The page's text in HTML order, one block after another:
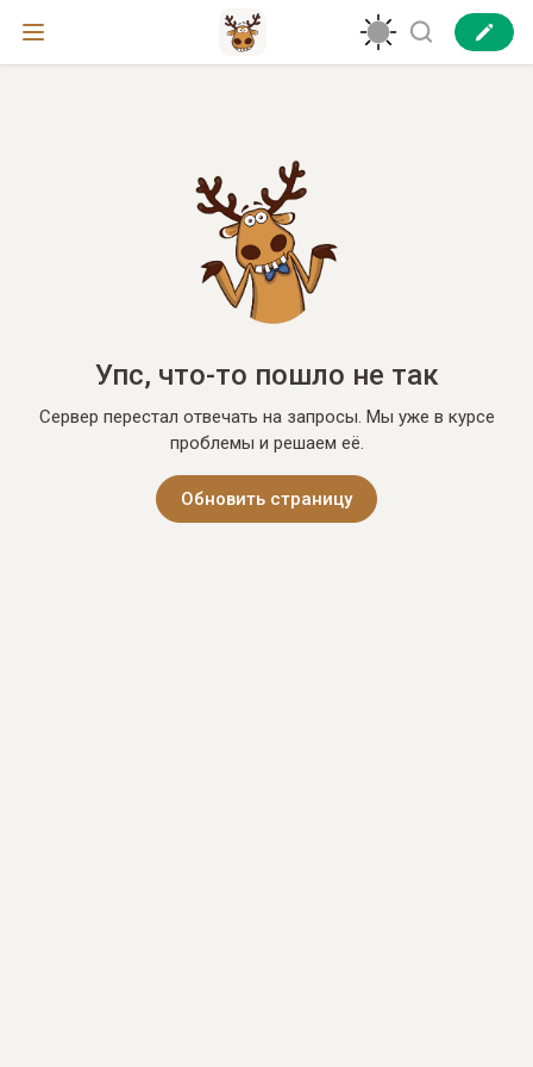
Упс, что-то пошло не так
Сервер перестал отвечать на запросы. Мы уже в курсе
проблемы и решаем её.
Обновить страницу